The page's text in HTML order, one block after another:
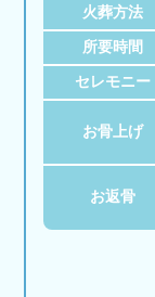
火葬方法
所要時間
セレモニー
お骨上げ
お返骨